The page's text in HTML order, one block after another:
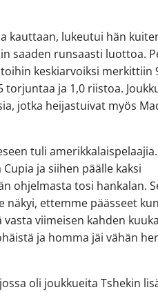
kauttaan, lukeutui hän
saaden runsaasti luottoa.
keskiarvoiksi merkittiin
ja 1,0 riistoa.
jotka heijastuivat myös
tuli amerikkalaispelaajia.
ja siihen päälle kaksi
ohjelmasta tosi hankalan.
näkyi, ettemme päässeet
viimeisen kahden
ja homma jäi vähän
oli joukkueita Tshekin